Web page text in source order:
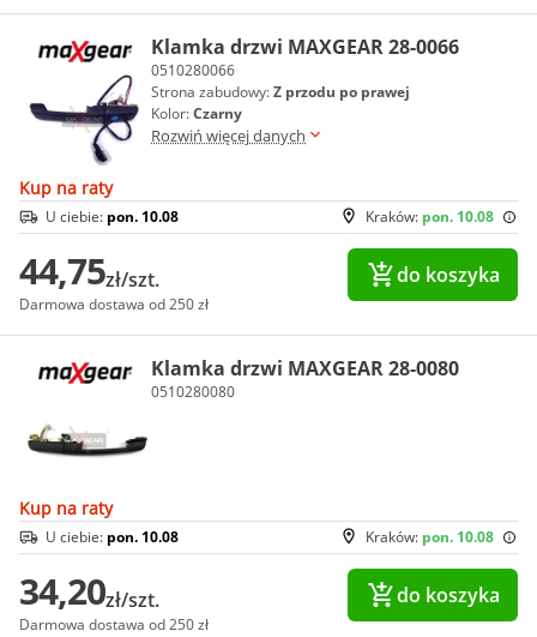
Klamka drzwi MAXGEAR 28-0066
0510280066
Strona zabudowy:Z przodu po prawej
Kolor:Czarny
Rozwiń więcej danych
Kup na raty
Kraków: pon. 10.08
U ciebie: pon. 10.08
44,75zł/szt.
Darmowa dostawa od 250 zł
do koszyka
Klamka drzwi MAXGEAR 28-0080
0510280080
Kup na raty
Kraków: pon. 10.08
U ciebie: pon. 10.08
34,20zł/szt.
Darmowa dostawa od 250 zł
do koszyka